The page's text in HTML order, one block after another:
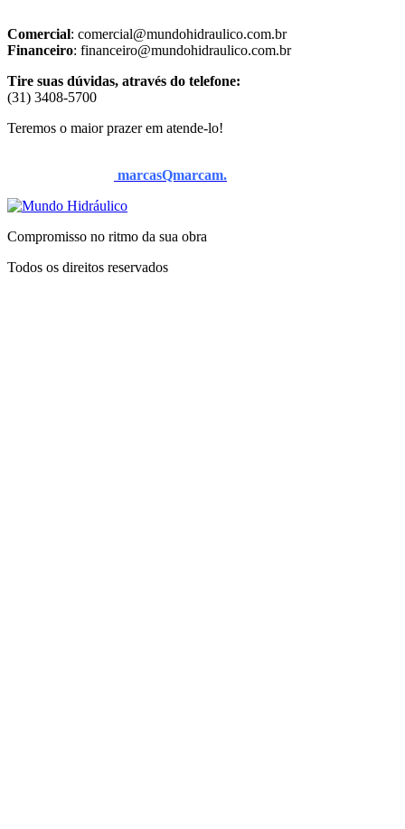
Comercial: comercial@mundohidraulico.com.br
Financeiro: financeiro@mundohidraulico.com.br
Tire suas dúvidas, através do telefone:
(31) 3408-5700
Teremos o maior prazer em atende-lo!
marcasQmarcam.
Compromisso no ritmo da sua obra
Todos os direitos reservados